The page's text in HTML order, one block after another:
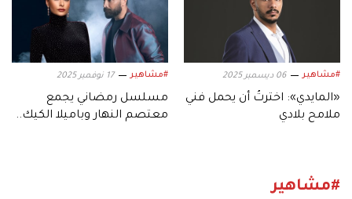
#مشاهير 06 ديسمبر 2025
«المايدي»: اخترتُ أن يحمل فني
ملامح بلادي
#مشاهير 17 نوفمبر 2025
مسلسل رمضاني يجمع
معتصم النهار وباميلا الكيك..
#مشاهير